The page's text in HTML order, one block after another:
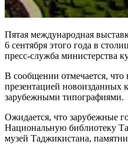
Пятая международная
6 сентября этого года в
пресс-служба министерства
В сообщении отмечается, что
презентацией новоизданных
зарубежными типографиями.
Ожидается, что зарубежные
Национальную библиотеку
музей Таджикистана,